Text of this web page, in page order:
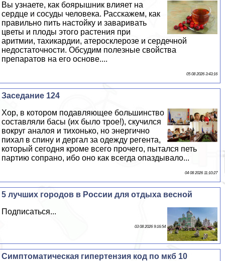
Вы узнаете, как боярышник влияет на
сердце и сосуды человека. Расскажем, как
правильно пить настойку и заваривать
цветы и плоды этого растения при
аритмии, тахикардии, атеросклерозе и сердечной
недостаточности. Обсудим полезные свойства
препаратов на его основе....
05 08 2026 3:43:16
Заседание 124
Хор, в котором подавляющее большинство
составляли басы (их было трое!), скучился
вокруг аналоя и тихонько, но энергично
пихал в спину и дергал за одежду регента,
который сегодня кроме всего прочего, пытался петь
партию сопрано, ибо оно как всегда опаздывало...
04 08 2026 11:10:27
5 лучших городов в России для отдыха весной
Подписаться...
03 08 2026 9:16:54
Симптоматическая гипертензия код по мкб 10